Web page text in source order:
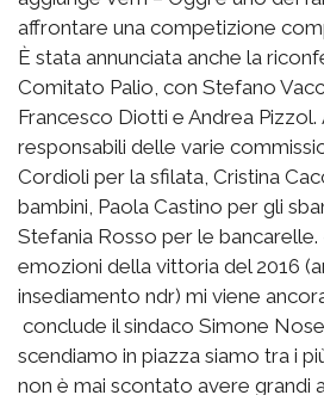
affrontare una competizione
È stata annunciata anche la
Comitato Palio, con Stefano
Francesco Diotti e Andrea
responsabili delle varie
Cordioli per la sfilata, Cristina
bambini, Paola Castino per gli
Stefania Rosso per le
emozioni della vittoria del 2016
insediamento ndr) mi viene
conclude il sindaco Simone
scendiamo in piazza siamo tra i
non è mai scontato avere grandi